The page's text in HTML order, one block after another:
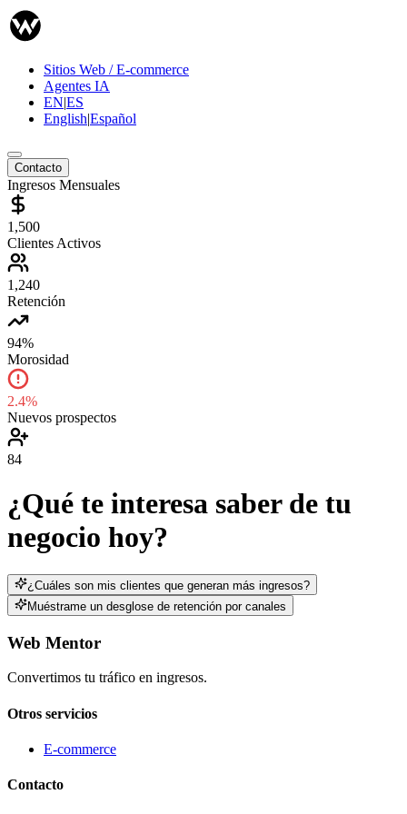
Sitios Web / E-commerce
Agentes IA
EN|ES
English|Español
Contacto
Ingresos Mensuales
1,500
Clientes Activos
1,240
Retención
94%
Morosidad
2.4%
Nuevos prospectos
84
¿Qué te interesa saber de tu
negocio hoy?
¿Cuáles son mis clientes que generan más ingresos?
Muéstrame un desglose de retención por canales
Web Mentor
Convertimos tu tráfico en ingresos.
Otros servicios
E-commerce
Contacto